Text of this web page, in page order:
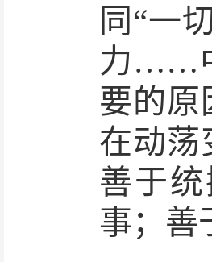
同“一
力……
要的原
在动荡
善于
事；善